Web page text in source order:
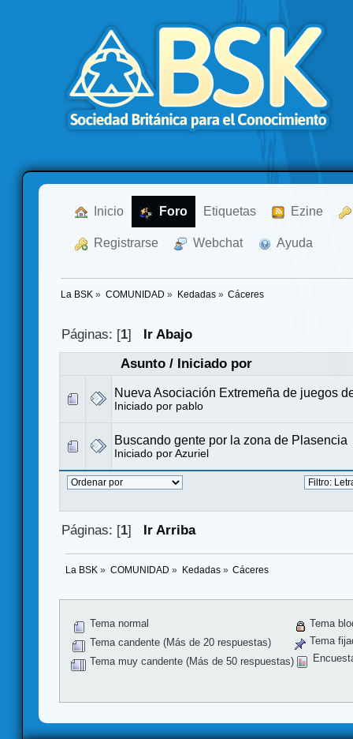
Inicio Foro Etiquetas Ezine
Registrarse Webchat Ayuda
La BSK » COMUNIDAD » Kedadas» Cáceres
Páginas: [1]
Ir Abajo
Asunto/ Iniciado por
Nueva Asociación Extremeña de juegos
Iniciado por pablo
Buscando gente por la zona de Plasencia
Iniciado por Azuriel
Páginas: [1] Ir Arriba
La BSK » COMUNIDAD » Kedadas» Cáceres
Tema normal
Tema candente (Más de 20 respuestas)
Tema muy candente (Más de 50 respuestas)
Tema
Tema